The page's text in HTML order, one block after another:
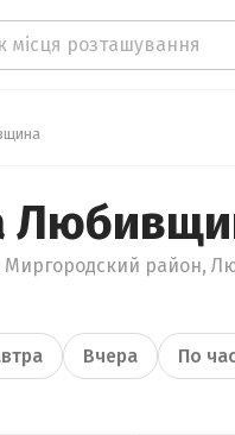
Миргородский район,
Вчера По